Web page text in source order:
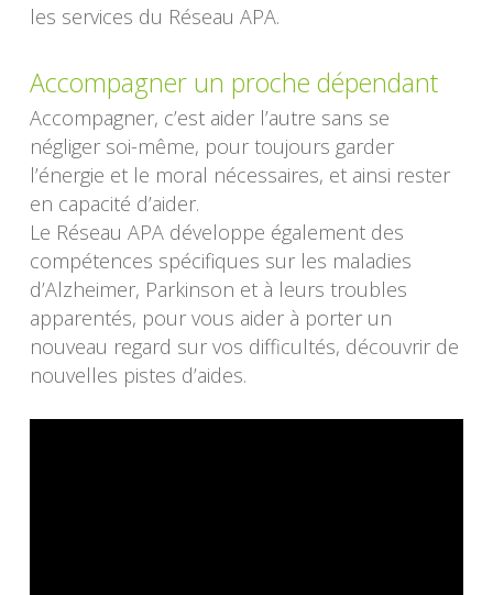
les services du Réseau APA.
Accompagner un proche dépendant
Accompagner, c’est aider l’autre sans se
négliger soi-même, pour toujours garder
l’énergie et le moral nécessaires, et ainsi rester
en capacité d’aider.
Le Réseau APA développe également des
compétences spécifiques sur les maladies
d’Alzheimer, Parkinson et à leurs troubles
apparentés, pour vous aider à porter un
nouveau regard sur vos difficultés, découvrir de
nouvelles pistes d’aides.